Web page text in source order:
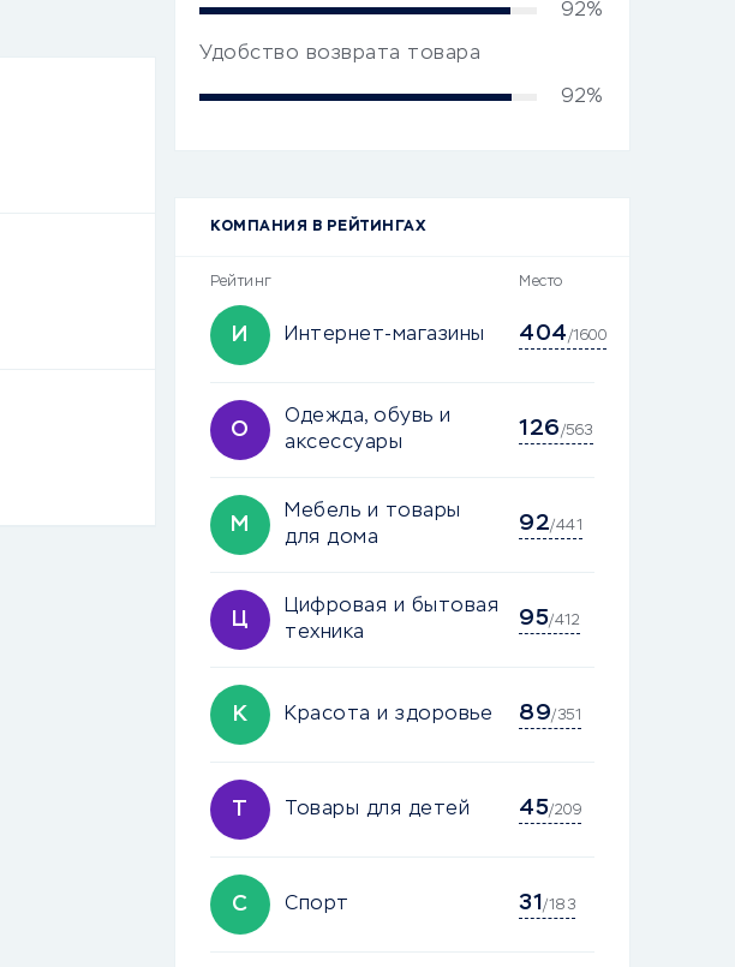
92%
Удобство возврата товара
92%
КОМПАНИЯ В РЕЙТИНГАХ
Рейтинг Место
И Интернет-магазины 404/1600
О
Одежда, обувь и
аксессуары
126/563
М
Мебель и товары
для дома
92/441
Ц
Цифровая и бытовая
техника
95/412
К Красота и здоровье 89/351
Т Товары для детей 45/209
С Спорт 31 /183